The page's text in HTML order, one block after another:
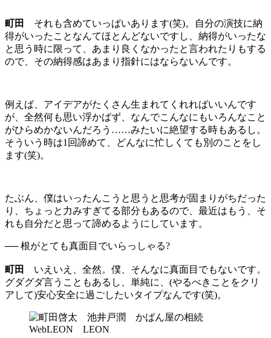
町田
それも含めていっぱいあります(笑)。自分の演技に納
得がいったことなんてほとんどないですし、納得がいったな
と思う時に限って、あまり良くなかったと言われたりもする
ので、その納得感はあまり指針にはならないんです。
例えば、アイデアがたくさん生まれてくれればいいんです
が、全然何も思い浮かばず、なんでこんなにもいろんなこと
がひらめかないんだろう……みたいに絶望する時もあるし。
そういう時は1回諦めて、どんなに忙しくても別のことをし
ます(笑)。
たぶん、僕はいったんこうと思うと思考が固まりがちだった
り、ちょっと力みすぎてる部分もあるので、最近はもう、そ
れも自分だと思って諦めるようにしています。
── 根がとても真面目でいらっしゃる?
町田
いえいえ、全然。僕、そんなに真面目でもないです。
グダグダ言うこともあるし、単純に、(やるべきことをクリ
アして)安心安全に過ごしたいタイプなんです(笑)。